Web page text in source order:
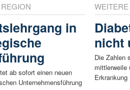
in
ab sofort einen neuen
Unternehmensführung
nicht
Die Zahlen
mittlerweile